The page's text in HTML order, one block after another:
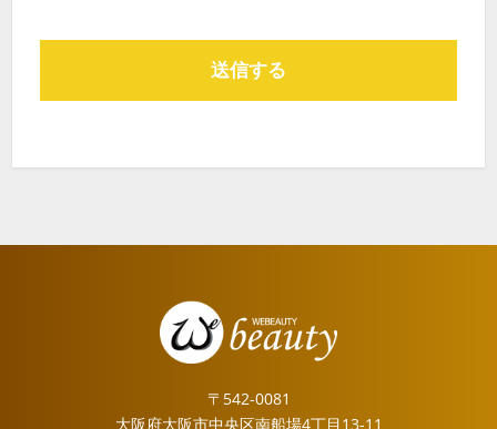
〒542-0081
大阪府大阪市中央区南船場4丁目13-11